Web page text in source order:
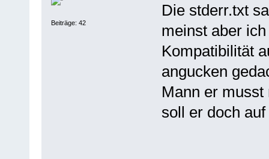
Beiträge: 42
Die stderr.txt
meinst aber
Kompatibilität
angucken
Mann er
soll er doch